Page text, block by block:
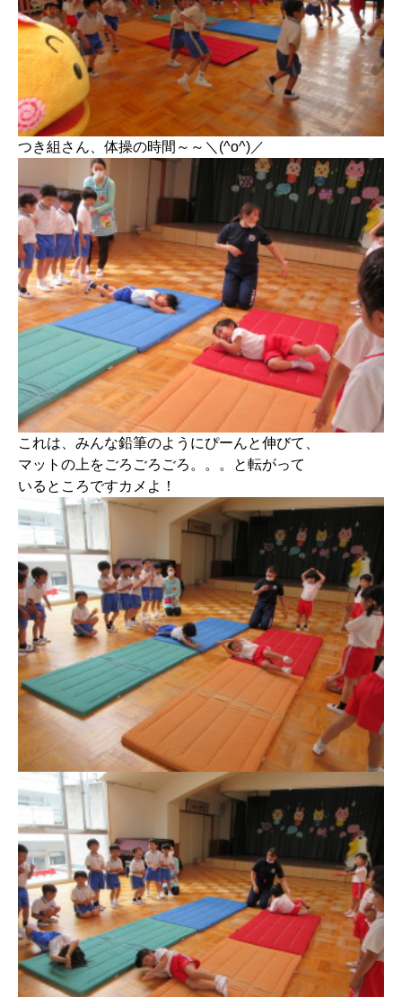
つき組さん、体操の時間～～＼(^o^)／
これは、みんな鉛筆のようにぴーんと伸びて、
マットの上をごろごろごろ。。。と転がって
いるところですカメよ！